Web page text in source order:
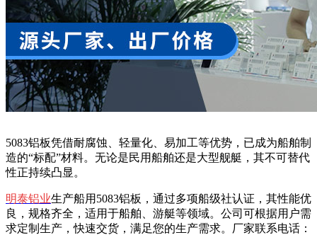
5083铝板凭借耐腐蚀、轻量化、易加工等优势，已成为船舶制
造的“标配”材料。无论是民用船舶还是大型舰艇，其不可替代
性正持续凸显。
明泰铝业生产船用5083铝板，通过多项船级社认证，其性能优
良，规格齐全，适用于船舶、游艇等领域。公司可根据用户需
求定制生产，快速交货，满足您的生产需求。厂家联系电话：